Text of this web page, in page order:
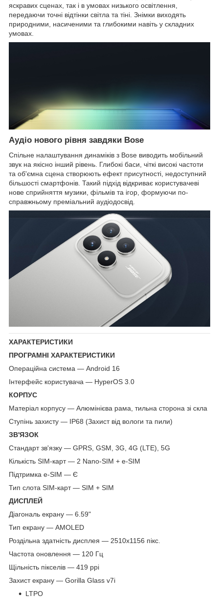
яскравих сценах, так і в умовах низького освітлення,
передаючи точні відтінки світла та тіні. Знімки виходять
природними, насиченими та глибокими навіть у складних
умовах.
Аудіо нового рівня завдяки Bose
Спільне налаштування динаміків з Bose виводить мобільний
звук на якісно інший рівень. Глибокі баси, чіткі високі частоти
та об'ємна сцена створюють ефект присутності, недоступний
більшості смартфонів. Такий підхід відкриває користувачеві
нове сприйняття музики, фільмів та ігор, формуючи по-
справжньому преміальний аудіодосвід.
ХАРАКТЕРИСТИКИ
ПРОГРАМНІ ХАРАКТЕРИСТИКИ
Операційна система — Android 16
Інтерфейс користувача — HyperOS 3.0
КОРПУС
Матеріал корпусу — Алюмінієва рама, тильна сторона зі скла
Ступінь захисту — IP68 (Захист від вологи та пили)
ЗВ'ЯЗОК
Стандарт зв'язку — GPRS, GSM, 3G, 4G (LTE), 5G
Кількість SIM-карт — 2 Nano-SIM + e-SIM
Підтримка e-SIM — Є
Тип слота SIM-карт — SIM + SIM
ДИСПЛЕЙ
Діагональ екрану — 6.59"
Тип екрану — AMOLED
Роздільна здатність дисплея — 2510x1156 пікс.
Частота оновлення — 120 Гц
Щільність пікселів — 419 ppi
Захист екрану — Gorilla Glass v7i
LTPO